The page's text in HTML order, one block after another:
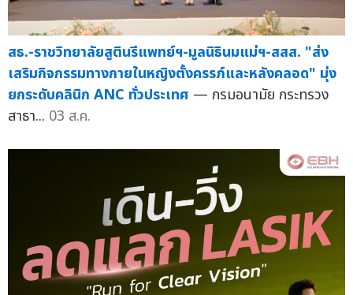
สธ.-ราชวิทยาลัยสูตินรีแพทย์ฯ-มูลนิธินมแม่ฯ-สสส. "ส่ง
เสริมกิจกรรมทางกายในหญิงตั้งครรภ์และหลังคลอด" มุ่ง
ยกระดับคลินิก ANC ทั่วประเทศ — กรมอนามัย กระทรวง
สาธา... 03 ส.ค.